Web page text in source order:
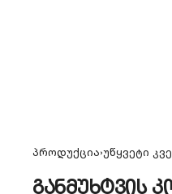
პროდუქცია›უწყვეტი
განმუხტვის